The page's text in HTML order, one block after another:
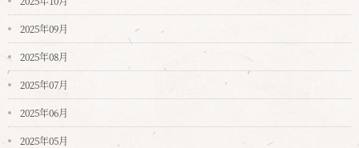
2025年09月
2025年08月
2025年07月
2025年06月
2025年05月